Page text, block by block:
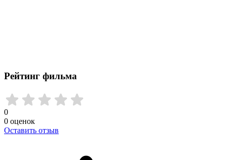
Рейтинг фильма
0
0 оценок
Оставить отзыв